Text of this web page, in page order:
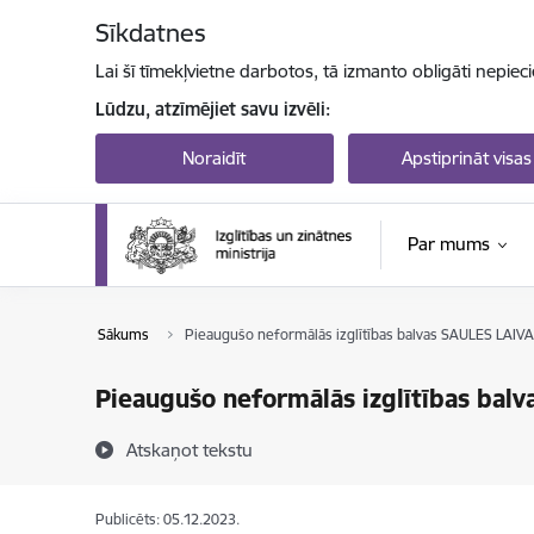
Sīkdatnes
Lai šī tīmekļvietne darbotos, tā izmanto obligāti
Lūdzu, atzīmējiet savu izvēli:
Noraidīt Apstiprināt visas
Par mums
Sākums Pieaugušo neformālās izglītības balvas SAULES
Pieaugušo neformālās izglītības
Atskaņot tekstu
Publicēts: 05.12.2023.